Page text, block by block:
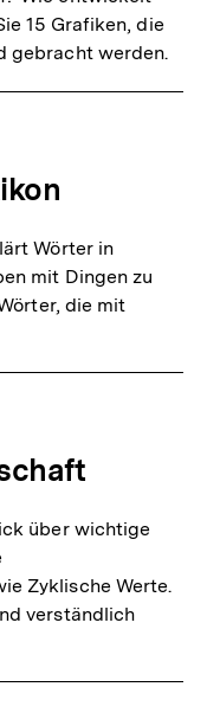
15 Grafiken, die
gebracht werden.
Wörter in
mit Dingen zu
die mit
über wichtige
Zyklische Werte.
verständlich